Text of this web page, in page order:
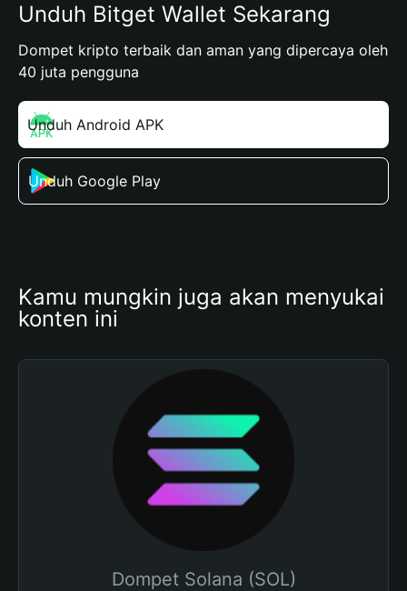
Unduh Bitget Wallet Sekarang
Dompet kripto terbaik dan aman yang dipercaya oleh
40 juta pengguna
Unduh Android APK
Unduh Google Play
Kamu mungkin juga akan menyukai
konten ini
Dompet Solana (SOL)